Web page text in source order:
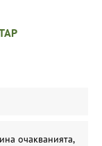
очакванията,